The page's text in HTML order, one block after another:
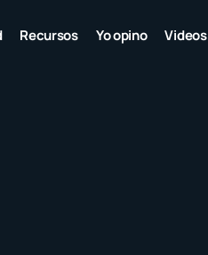
Recursos Yo opino Videos